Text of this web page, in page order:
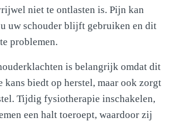
niet te ontlasten is. Pijn kan
uw schouder blijft gebruiken en dit
problemen.
is belangrijk omdat dit
kans biedt op herstel, maar ook zorgt
Tijdig fysiotherapie inschakelen,
een halt toeroept, waardoor zij